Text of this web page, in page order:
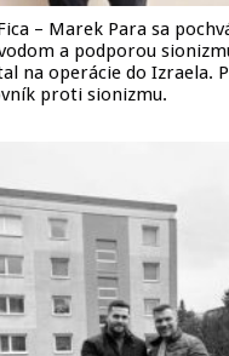
– Marek Para sa
a podporou
na operácie do Izraela.
proti sionizmu.